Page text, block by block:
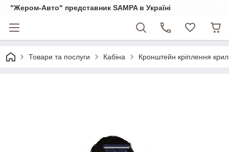
"Жером-Авто" представник SAMPA в Україні
Товари та послуги Кабіна Кронштейн кріплення